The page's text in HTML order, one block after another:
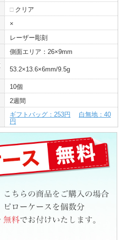
□ クリア
×
レーザー彫刻
側面エリア：26×9mm
53.2×13.6×6mm/9.5g
10個
2週間
ギフトバッグ：253円
白無地：40
円